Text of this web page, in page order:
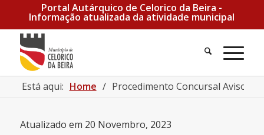
Portal Autárquico de Celorico da Beira -
Informação atualizada da atividade municipal
Está aqui: Home / Procedimento Concursal Aviso
Atualizado em 20 Novembro, 2023